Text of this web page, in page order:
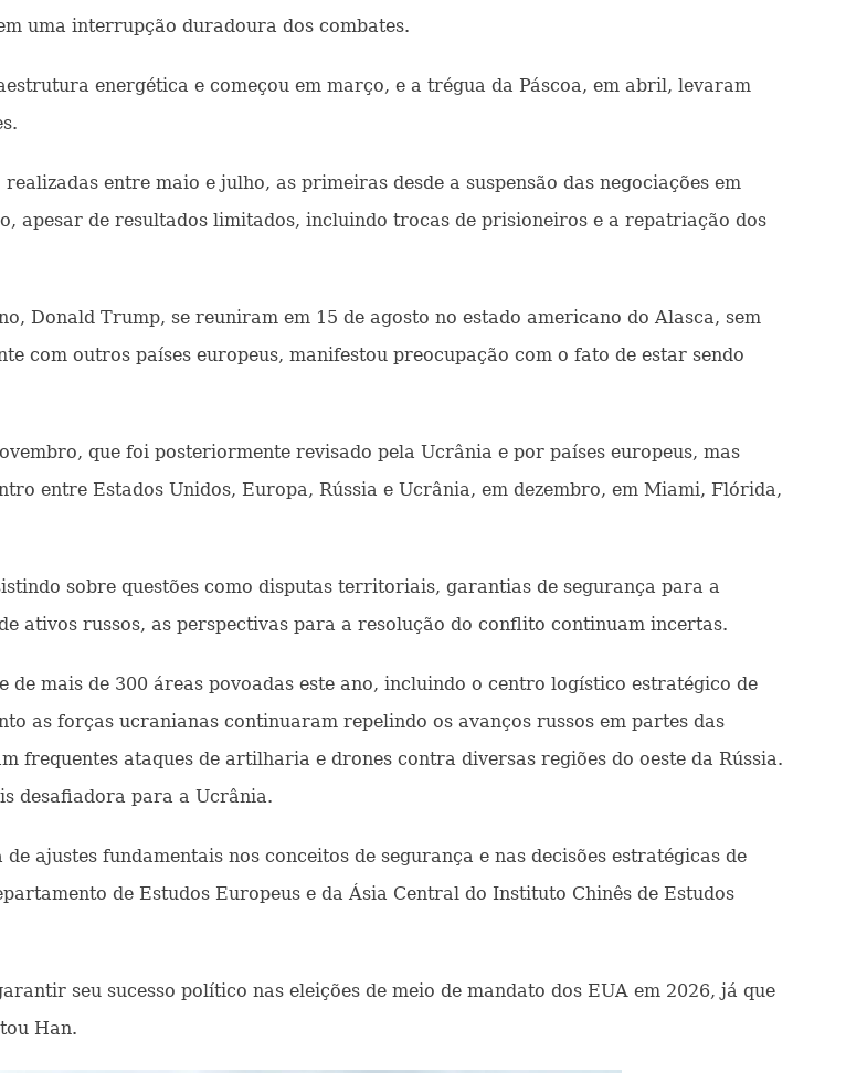
uma interrupção duradoura dos combates.
energética e começou em março, e a trégua da Páscoa, em abril, levaram
entre maio e julho, as primeiras desde a suspensão das negociações em
apesar de resultados limitados, incluindo trocas de prisioneiros e a repatriação dos
Donald Trump, se reuniram em 15 de agosto no estado americano do Alasca, sem
com outros países europeus, manifestou preocupação com o fato de estar sendo
que foi posteriormente revisado pela Ucrânia e por países europeus, mas
entre Estados Unidos, Europa, Rússia e Ucrânia, em dezembro, em Miami, Flórida,
sobre questões como disputas territoriais, garantias de segurança para a
ativos russos, as perspectivas para a resolução do conflito continuam incertas.
mais de 300 áreas povoadas este ano, incluindo o centro logístico estratégico de
as forças ucranianas continuaram repelindo os avanços russos em partes das
frequentes ataques de artilharia e drones contra diversas regiões do oeste da Rússia.
desafiadora para a Ucrânia.
ajustes fundamentais nos conceitos de segurança e nas decisões estratégicas de
de Estudos Europeus e da Ásia Central do Instituto Chinês de Estudos
seu sucesso político nas eleições de meio de mandato dos EUA em 2026, já que
Han.